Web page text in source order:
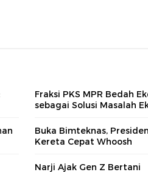
Fraksi PKS MPR Bedah
sebagai Solusi Masalah
Buka Bimteknas,
Kereta Cepat Whoosh
Narji Ajak Gen Z Bertani